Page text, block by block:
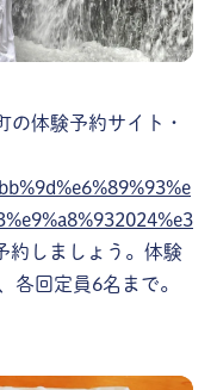
の体験予約サイト・
約しましょう。体験
各回定員6名まで。